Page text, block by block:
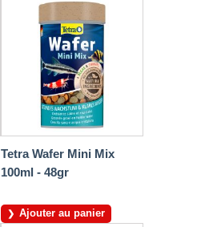
Tetra Wafer Mini Mix
100ml - 48gr
Ajouter au panier